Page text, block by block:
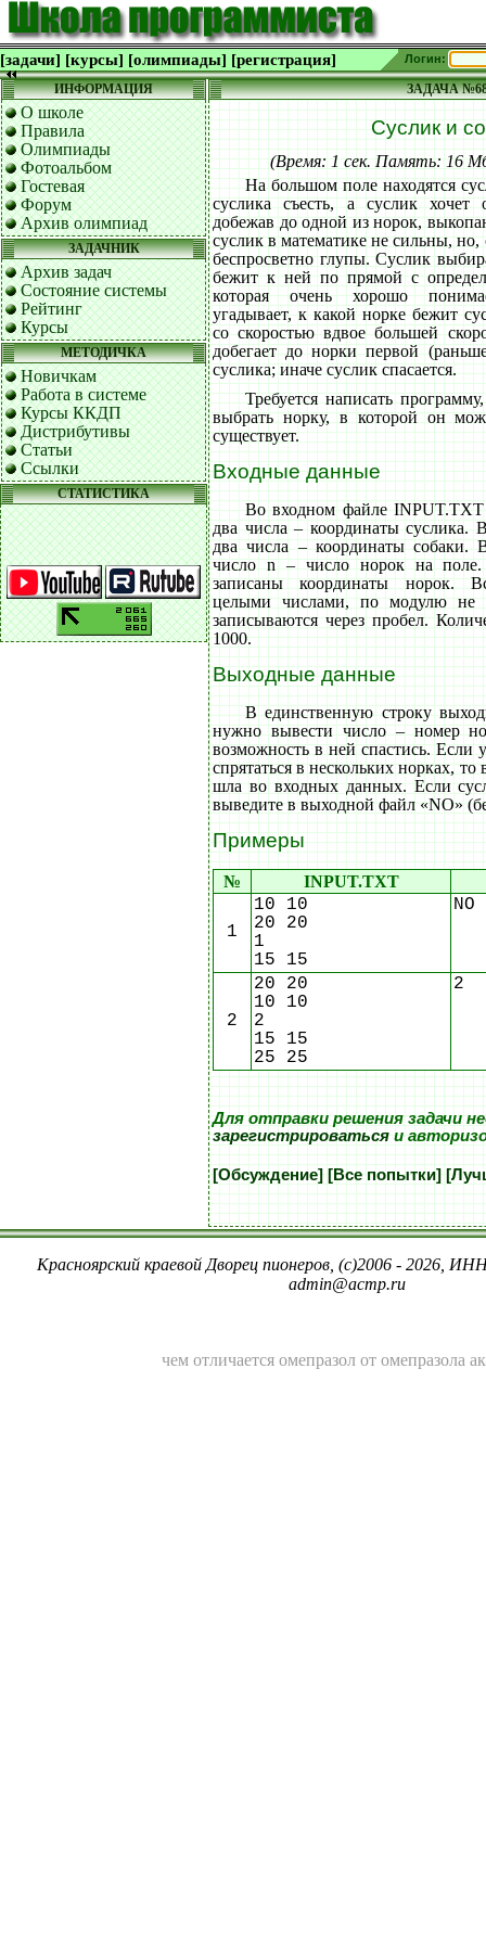
[задачи] [курсы] [олимпиады] [регистрация] Логин:
ИНФОРМАЦИЯ
О школе
Правила
Олимпиады
Фотоальбом
Гостевая
Форум
Архив олимпиад
ЗАДАЧНИК
Архив задач
Состояние системы
Рейтинг
Курсы
МЕТОДИЧКА
Новичкам
Работа в системе
Курсы ККДП
Дистрибутивы
Статьи
Ссылки
СТАТИСТИКА
ЗАДАЧА
Суслик и
(Время: 1 сек. Память: 16
На большом поле находятся
суслика съесть, а суслик хочет
добежав до одной из норок,
суслик в математике не сильны,
беспросветно глупы. Суслик
бежит к ней по прямой с
которая очень хорошо
угадывает, к какой норке бежит
со скоростью вдвое большей
добегает до норки первой
суслика; иначе суслик спасается.
Требуется написать
выбрать норку, в которой он
существует.
Входные данные
Во входном файле INPUT.TXT
два числа – координаты суслика.
два числа – координаты собаки.
число n – число норок на
записаны координаты норок.
целыми числами, по модулю
записываются через пробел.
1000.
Выходные данные
В единственную строку
нужно вывести число – номер
возможность в ней спастись. Если
спрятаться в нескольких норках, то
шла во входных данных. Если
выведите в выходной файл «NO»
Примеры
№ INPUT.TXT
1
10 10
20 20
1
15 15
NO
2
20 20
10 10
2
15 15
25 25
2
Для отправки решения задачи
зарегистрироватьсяи
[Обсуждение] [Все попытки]
Красноярский краевой Дворец пионеров, (c)2006 - 2026,
admin@acmp.ru
чем отличается омепразол от омепразола